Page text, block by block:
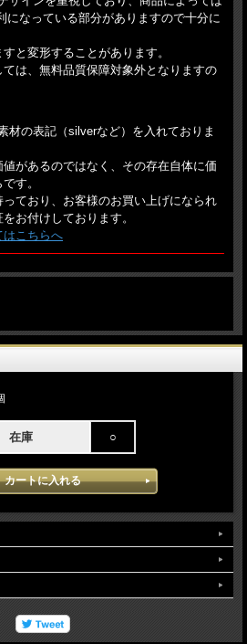
になっている部分がありますので十分に
と変形することがあります。
は、無料品質保障対象外となりますの
材の表記（silverなど）を入れておりま
があるのではなく、その存在自体に価
す。
ており、お客様のお買い上げになられ
お付けしております。
はこちらへ
在庫 ○